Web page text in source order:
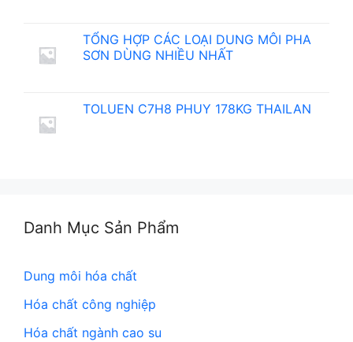
TỔNG HỢP CÁC LOẠI DUNG MÔI PHA
SƠN DÙNG NHIỀU NHẤT
TOLUEN C7H8 PHUY 178KG THAILAN
Danh Mục Sản Phẩm
Dung môi hóa chất
Hóa chất công nghiệp
Hóa chất ngành cao su